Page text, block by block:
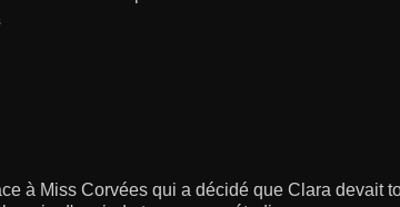
à Miss Corvées qui a décidé que Clara devait